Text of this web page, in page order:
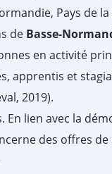
Pays de
de Basse-
en activité
apprentis et
2019).
En lien avec la
des offres de